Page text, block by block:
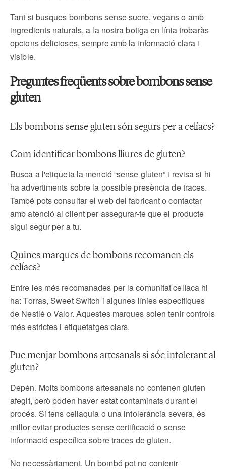
Tant si busques bombons sense sucre, vegans o amb
ingredients naturals, a la nostra botiga en línia trobaràs
opcions delicioses, sempre amb la informació clara i
visible.
Preguntes freqüents sobre bombons sense
gluten
Els bombons sense gluten són segurs per a celíacs?
Com identificar bombons lliures de gluten?
Busca a l'etiqueta la menció “sense gluten” i revisa si hi
ha advertiments sobre la possible presència de traces.
També pots consultar el web del fabricant o contactar
amb atenció al client per assegurar-te que el producte
sigui segur per a tu.
Quines marques de bombons recomanen els
celíacs?
Entre les més recomanades per la comunitat celíaca hi
ha: Torras, Sweet Switch i algunes línies específiques
de Nestlé o Valor. Aquestes marques solen tenir controls
més estrictes i etiquetatges clars.
Puc menjar bombons artesanals si sóc intolerant al
gluten?
Depèn. Molts bombons artesanals no contenen gluten
afegit, però poden haver estat contaminats durant el
procés. Si tens celiaquia o una intolerància severa, és
millor evitar productes sense certificació o sense
informació específica sobre traces de gluten.
No necessàriament. Un bombó pot no contenir